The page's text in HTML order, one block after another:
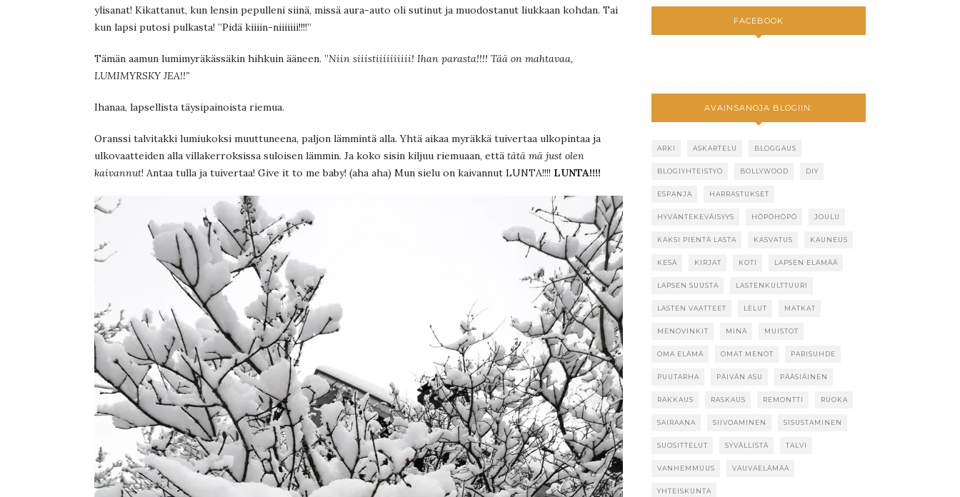
ylisanat! Kikattanut, kun lensin pepulleni siinä, missä aura-auto oli sutinut ja muodostanut liukkaan kohdan. Tai
kun lapsi putosi pulkasta! ”Pidä kiiiin-niiiiiii!!!!”
Tämän aamun lumimyräkässäkin hihkuin ääneen. ”Niin siiistiiiiiiiiii! Ihan parasta!!!! Tää on mahtavaa,
LUMIMYRSKY JEA!!”
Ihanaa, lapsellista täysipainoista riemua.
Oranssi talvitakki lumiukoksi muuttuneena, paljon lämmintä alla. Yhtä aikaa myräkkä tuivertaa ulkopintaa ja
ulkovaatteiden alla villakerroksissa suloisen lämmin. Ja koko sisin kiljuu riemuaan, että tätä mä just olen
kaivannut! Antaa tulla ja tuivertaa! Give it to me baby! (aha aha) Mun sielu on kaivannut LUNTA!!!! LUNTA!!!!
FACEBOOK
AVAINSANOJA BLOGIIN:
ARKI ASKARTELU BLOGGAUS
BLOGIYHTEISTYÖ BOLLYWOOD DIY
ESPANJA HARRASTUKSET
HYVÄNTEKEVÄISYYS HÖPÖHÖPÖ JOULU
KAKSI PIENTÄ LASTA KASVATUS KAUNEUS
KESÄ KIRJAT KOTI LAPSEN ELÄMÄÄ
LAPSEN SUUSTA LASTENKULTTUURI
LASTEN VAATTEET LELUT MATKAT
MENOVINKIT MINÄ MUISTOT
OMA ELÄMÄ OMAT MENOT PARISUHDE
PUUTARHA PÄIVÄN ASU PÄÄSIÄINEN
RAKKAUS RASKAUS REMONTTI RUOKA
SAIRAANA SIIVOAMINEN SISUSTAMINEN
SUOSITTELUT SYVÄLLISTÄ TALVI
VANHEMMUUS VAUVAELÄMÄÄ
YHTEISKUNTA